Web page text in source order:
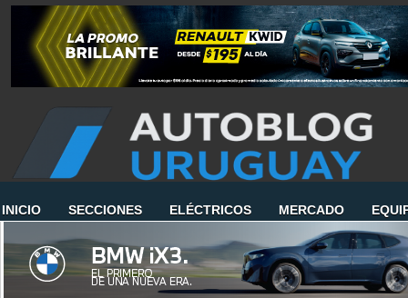
INICIO SECCIONES ELÉCTRICOS MERCADO